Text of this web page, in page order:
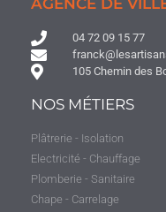
AGENCE DE
04 72 09 15 77
105 Chemin des
NOS MÉTIERS
Plâtrerie - Isolation
Electricité - Chauffage
Plomberie - Sanitaire
Chape - Carrelage